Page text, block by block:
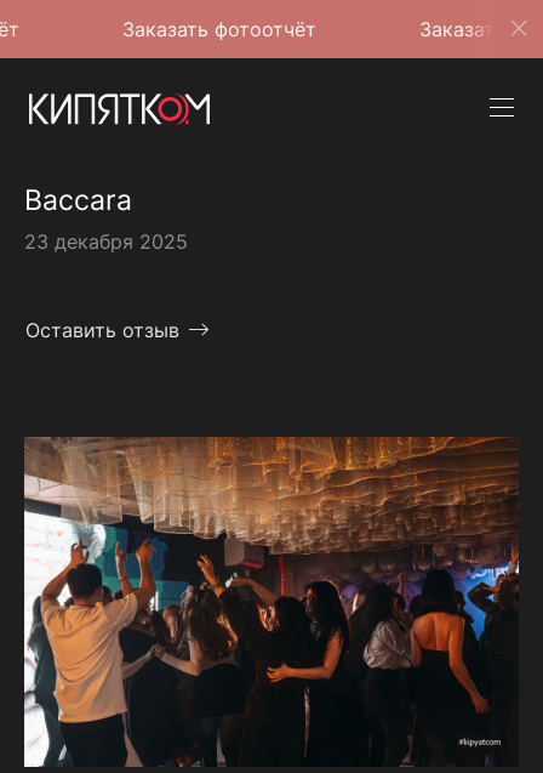
Заказать фотоотчёт Заказать фотоотчёт
Baccara
23 декабря 2025
Оставить отзыв